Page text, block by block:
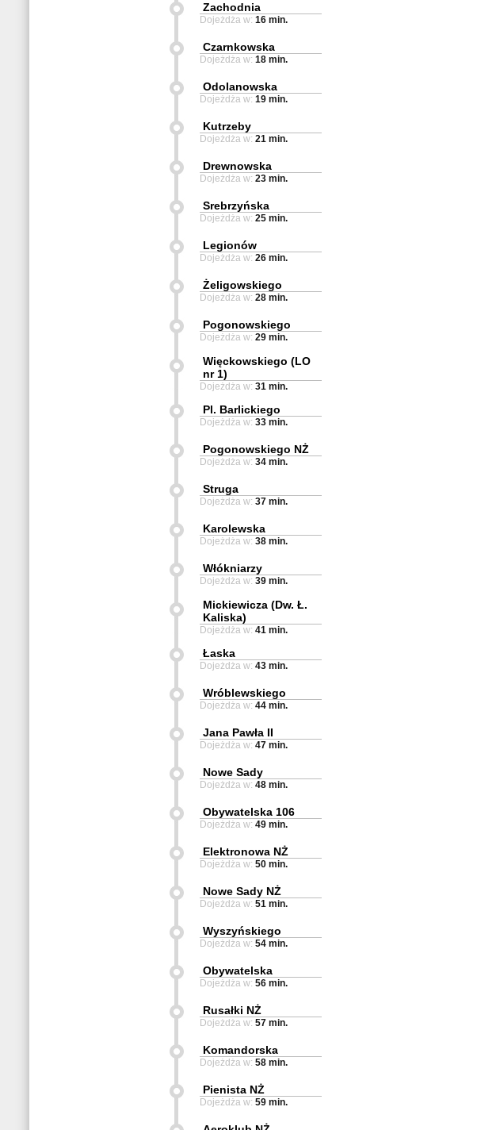
Zachodnia
Dojeżdża w: 16 min.
Czarnkowska
Dojeżdża w: 18 min.
Odolanowska
Dojeżdża w: 19 min.
Kutrzeby
Dojeżdża w: 21 min.
Drewnowska
Dojeżdża w: 23 min.
Srebrzyńska
Dojeżdża w: 25 min.
Legionów
Dojeżdża w: 26 min.
Żeligowskiego
Dojeżdża w: 28 min.
Pogonowskiego
Dojeżdża w: 29 min.
Więckowskiego (LO
nr 1)
Dojeżdża w: 31 min.
Pl. Barlickiego
Dojeżdża w: 33 min.
Pogonowskiego NŻ
Dojeżdża w: 34 min.
Struga
Dojeżdża w: 37 min.
Karolewska
Dojeżdża w: 38 min.
Włókniarzy
Dojeżdża w: 39 min.
Mickiewicza (Dw. Ł.
Kaliska)
Dojeżdża w: 41 min.
Łaska
Dojeżdża w: 43 min.
Wróblewskiego
Dojeżdża w: 44 min.
Jana Pawła II
Dojeżdża w: 47 min.
Nowe Sady
Dojeżdża w: 48 min.
Obywatelska 106
Dojeżdża w: 49 min.
Elektronowa NŻ
Dojeżdża w: 50 min.
Nowe Sady NŻ
Dojeżdża w: 51 min.
Wyszyńskiego
Dojeżdża w: 54 min.
Obywatelska
Dojeżdża w: 56 min.
Rusałki NŻ
Dojeżdża w: 57 min.
Komandorska
Dojeżdża w: 58 min.
Pienista NŻ
Dojeżdża w: 59 min.